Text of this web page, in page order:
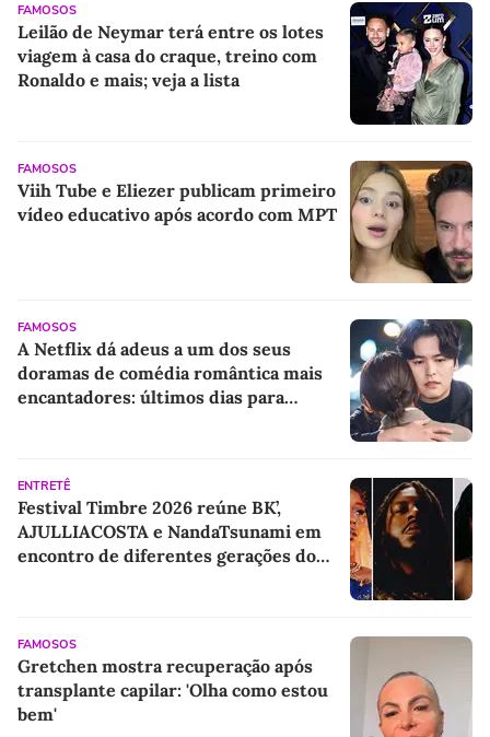
FAMOSOS
Leilão de Neymar terá entre os lotes
viagem à casa do craque, treino com
Ronaldo e mais; veja a lista
FAMOSOS
Viih Tube e Eliezer publicam primeiro
vídeo educativo após acordo com MPT
FAMOSOS
A Netflix dá adeus a um dos seus
doramas de comédia romântica mais
encantadores: últimos dias para
ENTRETÊ
Festival Timbre 2026 reúne BK’,
AJULLIACOSTA e NandaTsunami em
encontro de diferentes gerações do
FAMOSOS
Gretchen mostra recuperação após
transplante capilar: 'Olha como estou
bem'